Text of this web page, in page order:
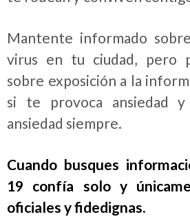
Mantente informado
virus en tu ciudad, pero
sobre exposición a la
si te provoca ansiedad
ansiedad siempre.
Cuando busques
19 confía solo y
oficiales y fidedignas.